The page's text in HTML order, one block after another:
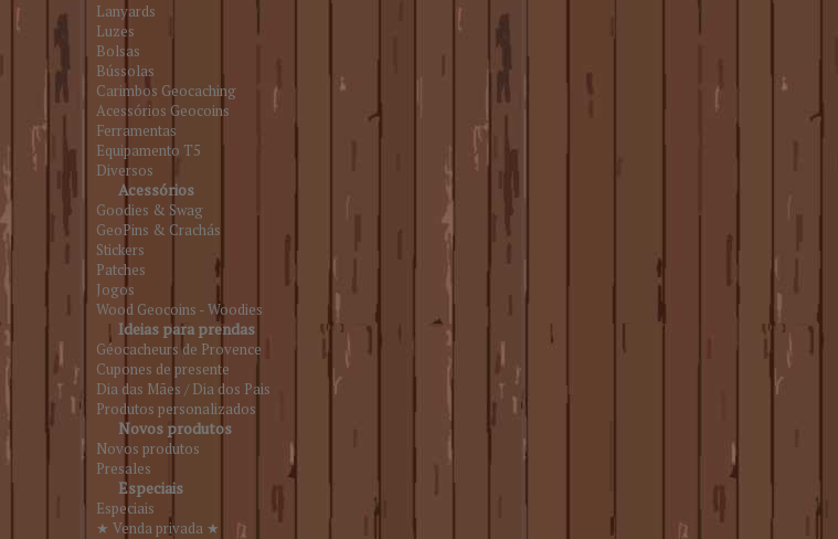
Lanyards
Luzes
Bolsas
Bússolas
Carimbos Geocaching
Acessórios Geocoins
Ferramentas
Equipamento T5
Diversos
Acessórios
Goodies & Swag
GeoPins & Crachás
Stickers
Patches
Jogos
Wood Geocoins - Woodies
Ideias para prendas
Géocacheurs de Provence
Cupones de presente
Dia das Mães / Dia dos Pais
Produtos personalizados
Novos produtos
Novos produtos
Presales
Especiais
Especiais
★ Venda privada ★